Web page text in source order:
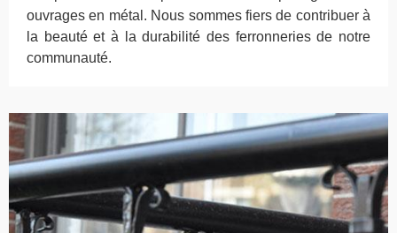
ouvrages en métal. Nous sommes fiers de contribuer à
la beauté et à la durabilité des ferronneries de notre
communauté.